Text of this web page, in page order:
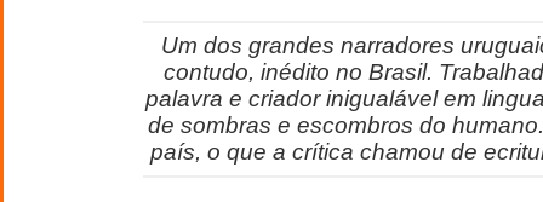
Um dos grandes narradores
contudo, inédito no Brasil.
palavra e criador inigualável em
de sombras e escombros do
país, o que a crítica chamou de